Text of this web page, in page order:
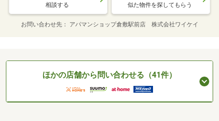
相談する 似た物件を探してもらう
お問い合わせ先 アパマンショップ倉敷駅前店 株式会社ワイケイ
ほかの店舗から問い合わせる（41件）